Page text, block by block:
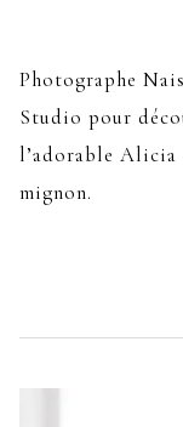
Photographe
Studio pour
l’adorable Alicia
mignon.